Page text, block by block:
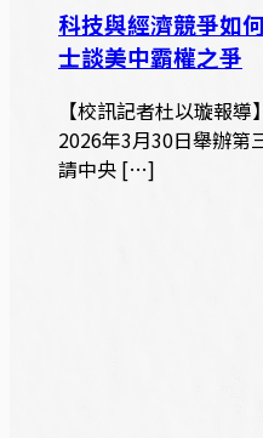
科技與經濟競爭如
士談美中霸權之爭
【校訊記者杜以璇報
2026年3月30日舉辦第
請中央 […]